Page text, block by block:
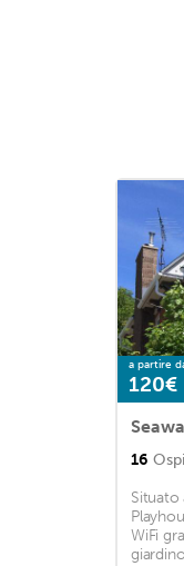
a partire
120€
16
Situato
WiFi